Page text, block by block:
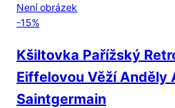
Není obrázek
-15%
Kšiltovka Pařížský
Eiffelovou Věží Anděly
Saintgermain